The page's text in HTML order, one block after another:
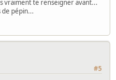
vraiment te renseigner avant...
de pépin...
#5